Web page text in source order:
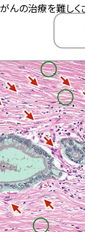
んの治療を難しく